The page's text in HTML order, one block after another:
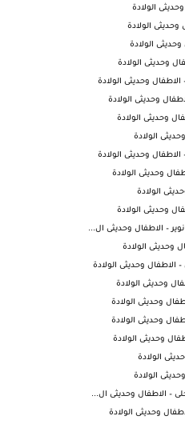
الولادة
الولادة
الولادة
وحديثى الولادة
وحديثى الولادة
وحديثى الولادة
وحديثى الولادة
الولادة
وحديثى الولادة
وحديثى الولادة
الولادة
وحديثى الولادة
– الاطفال وحديثى ال...
الولادة
وحديثى الولادة
وحديثى الولادة
وحديثى الولادة
وحديثى الولادة
وحديثى الولادة
الولادة
الولادة
– الاطفال وحديثى ال...
وحديثى الولادة